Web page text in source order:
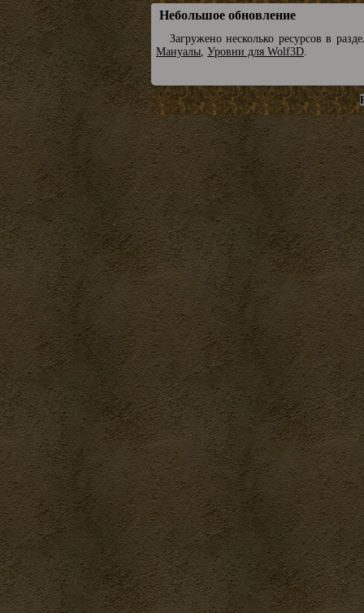
Небольшое обновление
Загружено несколько ресурсов в
Мануалы, Уровни для Wolf3D.